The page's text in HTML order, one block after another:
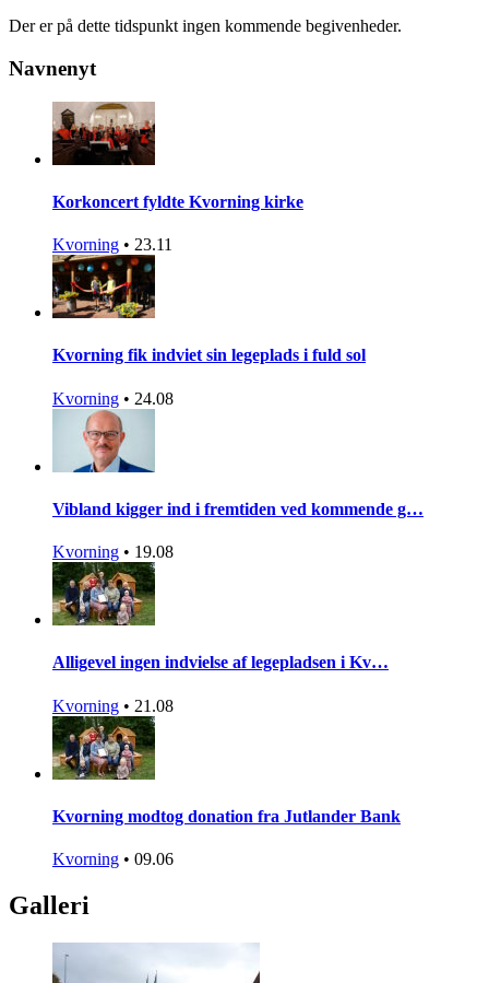
Der er på dette tidspunkt ingen kommende begivenheder.
Navnenyt
Korkoncert fyldte Kvorning kirke
Kvorning • 23.11
Kvorning fik indviet sin legeplads i fuld sol
Kvorning • 24.08
Vibland kigger ind i fremtiden ved kommende g…
Kvorning • 19.08
Alligevel ingen indvielse af legepladsen i Kv…
Kvorning • 21.08
Kvorning modtog donation fra Jutlander Bank
Kvorning • 09.06
Galleri